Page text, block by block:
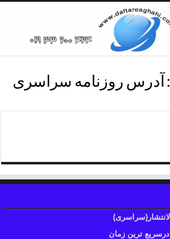
آدرس روزنامه سراسری
ترین زمان